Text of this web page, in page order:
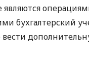
являются
бухгалтерский